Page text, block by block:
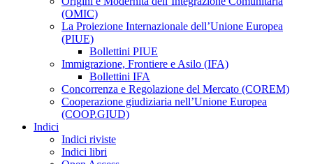
(OMIC)
La Proiezione Internazionale dell’Unione Europea
(PIUE)
Bollettini PIUE
Immigrazione, Frontiere e Asilo (IFA)
Bollettini IFA
Concorrenza e Regolazione del Mercato (COREM)
Cooperazione giudiziaria nell’Unione Europea
(COOP.GIUD)
Indici
Indici riviste
Indici libri